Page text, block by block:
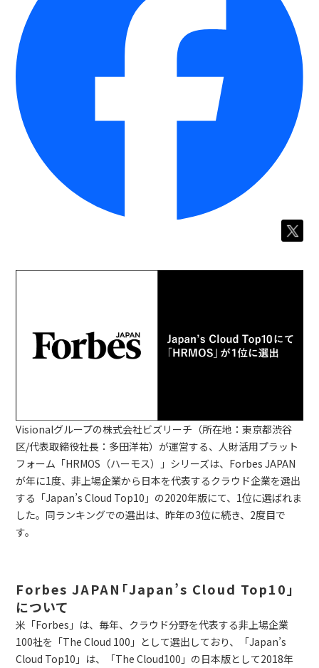
Visionalグループの株式会社ビズリーチ（所在地：東京都渋谷
区/代表取締役社長：多田洋祐）が運営する、人財活用プラット
フォーム「HRMOS（ハーモス）」シリーズは、Forbes JAPAN
が年に1度、非上場企業から日本を代表するクラウド企業を選出
する「Japan’s Cloud Top10」の2020年版にて、1位に選ばれま
した。同ランキングでの選出は、昨年の3位に続き、2度目で
す。
Forbes JAPAN「Japan’s Cloud Top10」
について
米「Forbes」は、毎年、クラウド分野を代表する非上場企業
100社を「The Cloud 100」として選出しており、「Japan’s
Cloud Top10」は、「The Cloud100」の日本版として2018年